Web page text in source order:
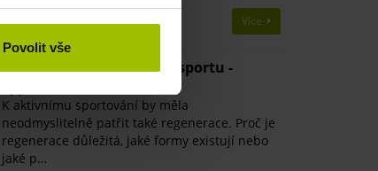
Povolit vše
Více
Věnujte se regeneraci po sportu -
K aktivnímu sportování by měla
neodmyslitelně patřit také regenerace. Proč je
regenerace důležitá, jaké formy existují nebo
jaké p…